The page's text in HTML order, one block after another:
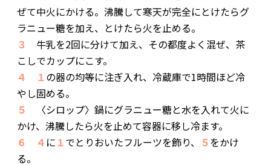
ぜて中火にかける。沸騰して寒天が完全にとけたらグ
ラニュー糖を加え、とけたら火を止める。
３
牛乳を2回に分けて加え、その都度よく混ぜ、茶
こしでカップにこす。
４
１の器の均等に注ぎ入れ、冷蔵庫で1時間ほど冷
やし固める。
５
〈シロップ〉鍋にグラニュー糖と水を入れて火に
かけ、沸騰したら火を止めて容器に移し冷ます。
６
４ に１でとりおいたフルーツを飾り、 ５をかけ
る。